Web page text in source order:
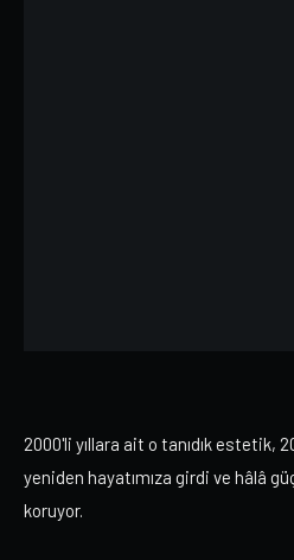
2000'li yıllara ait o tanıdık estetik,
yeniden hayatımıza girdi ve hâlâ
koruyor.